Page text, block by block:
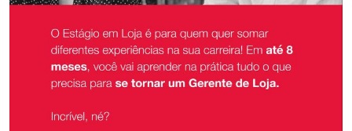
Ministério do Desenvolvimento Regional
Controladoria-Geral da União
Ministério da Mulher, da Família e dos Direitos Humanos